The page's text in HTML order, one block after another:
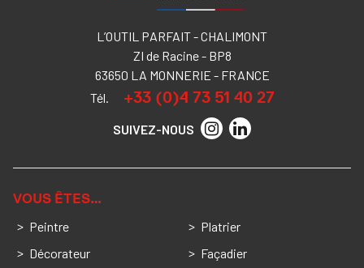
L’OUTIL PARFAIT - CHALIMONT
ZI de Racine - BP8
63650 LA MONNERIE - FRANCE
Tél.
+33 (0)4 73 51 40 27
SUIVEZ-NOUS
VOUS ÊTES…
Peintre
Décorateur
Platrier
Façadier